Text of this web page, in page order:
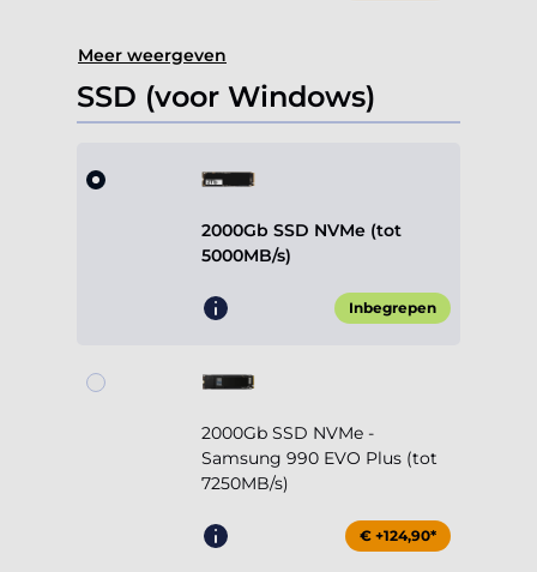
Meer weergeven
SSD (voor Windows)
2000Gb SSD NVMe (tot
5000MB/s)
Inbegrepen
2000Gb SSD NVMe -
Samsung 990 EVO Plus (tot
7250MB/s)
€ +124,90*